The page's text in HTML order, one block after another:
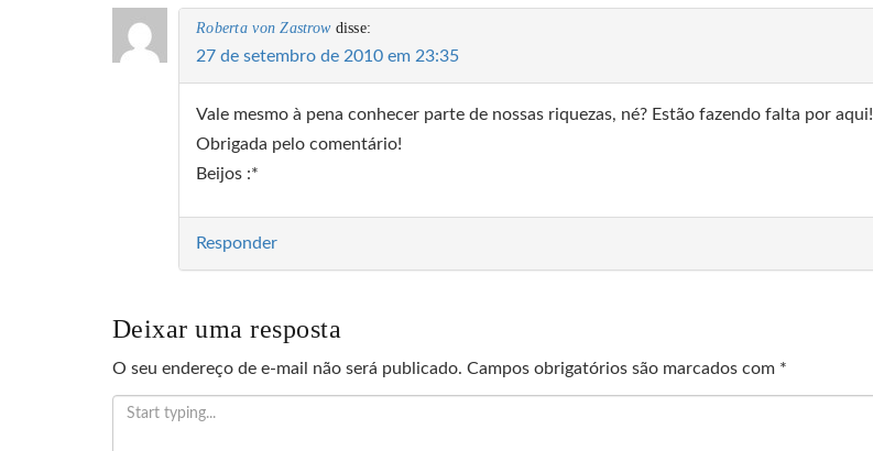
Roberta von Zastrow disse:
27 de setembro de 2010 em 23:35
Vale mesmo à pena conhecer parte de nossas riquezas, né? Estão fazendo falta por aqui!
Obrigada pelo comentário!
Beijos :*
Responder
Deixar uma resposta
O seu endereço de e-mail não será publicado. Campos obrigatórios são marcados com *